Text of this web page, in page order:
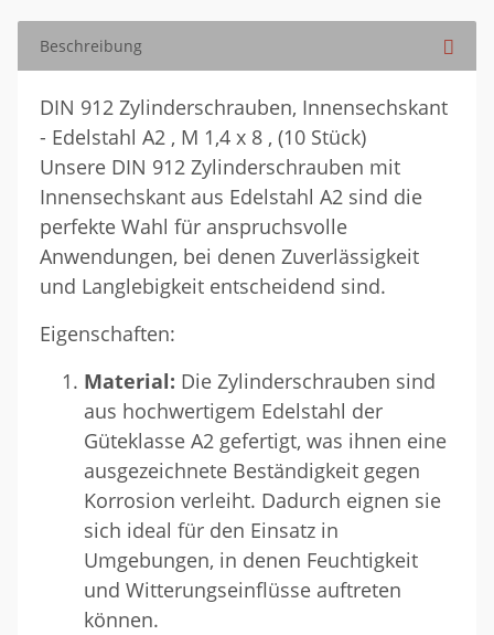
Beschreibung
DIN 912 Zylinderschrauben, Innensechskant
- Edelstahl A2 , M 1,4 x 8 , (10 Stück)
Unsere DIN 912 Zylinderschrauben mit
Innensechskant aus Edelstahl A2 sind die
perfekte Wahl für anspruchsvolle
Anwendungen, bei denen Zuverlässigkeit
und Langlebigkeit entscheidend sind.
Eigenschaften:
Material: Die Zylinderschrauben sind
aus hochwertigem Edelstahl der
Güteklasse A2 gefertigt, was ihnen eine
ausgezeichnete Beständigkeit gegen
Korrosion verleiht. Dadurch eignen sie
sich ideal für den Einsatz in
Umgebungen, in denen Feuchtigkeit
und Witterungseinflüsse auftreten
können.